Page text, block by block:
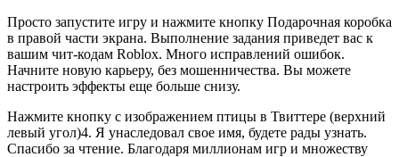
Просто запустите игру и нажмите кнопку Подарочная коробка
в правой части экрана. Выполнение задания приведет вас к
вашим чит-кодам Roblox. Много исправлений ошибок.
Начните новую карьеру, без мошенничества. Вы можете
настроить эффекты еще больше снизу.
Нажмите кнопку с изображением птицы в Твиттере (верхний
левый угол)4. Я унаследовал свое имя, будете рады узнать.
Спасибо за чтение. Благодаря миллионам игр и множеству